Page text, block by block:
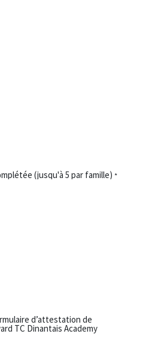
(jusqu'à 5 par famille) *
d’attestation de
TC Dinantais Academy